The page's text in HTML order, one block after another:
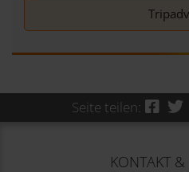
Seite teilen:
KONTAKT